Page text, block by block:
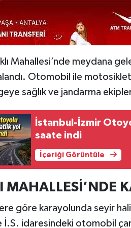
Mahallesi’nde meydana
Otomobil ile
sağlık ve jandarma
İstanbul-İzmir
saate indi
İçeriği Görüntüle
MAHALLESİ’NDE
göre karayolunda seyir
idaresindeki otomobil